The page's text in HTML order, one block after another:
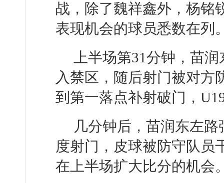
战，除了魏祥鑫外，杨铭
表现机会的球员悉数在列
上半场第31分钟，苗
入禁区，随后射门被对方
到第一落点补射破门，
几分钟后，苗润东左
度射门，皮球被防守队员
在上半场扩大比分的机会